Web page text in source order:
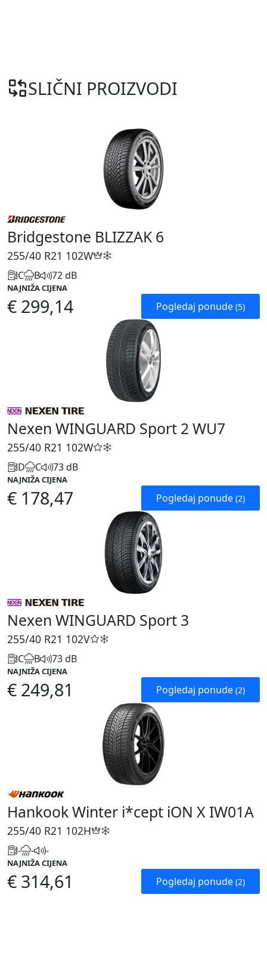
SLIČNI PROIZVODI
Bridgestone BLIZZAK 6
255/40 R21 102W
C B 72 dB
NAJNIŽA CIJENA
€ 299,14 Pogledaj ponude (5)
Nexen WINGUARD Sport 2 WU7
255/40 R21 102W
D C 73 dB
NAJNIŽA CIJENA
€ 178,47 Pogledaj ponude (2)
Nexen WINGUARD Sport 3
255/40 R21 102V
C B 73 dB
NAJNIŽA CIJENA
€ 249,81 Pogledaj ponude (2)
Hankook Winter i*cept iON X IW01A
255/40 R21 102H
- - -
NAJNIŽA CIJENA
€ 314,61 Pogledaj ponude (2)